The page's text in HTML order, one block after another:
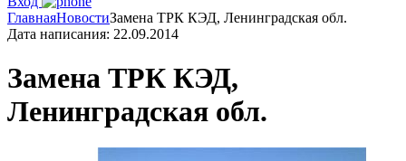
ГлавнаяНовостиЗамена ТРК КЭД, Ленинградская обл.
Дата написания: 22.09.2014
Замена ТРК КЭД,
Ленинградская обл.